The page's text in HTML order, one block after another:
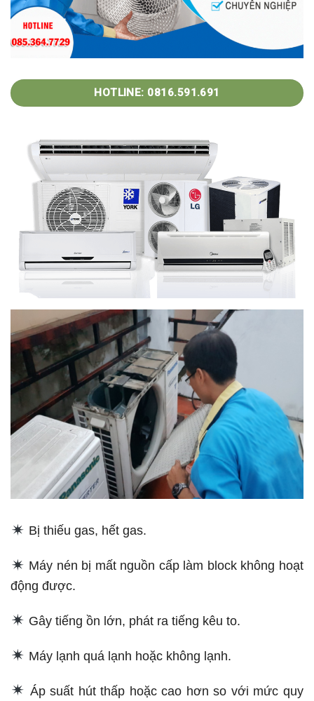
HOTLINE: 0816.591.691
Bị thiếu gas, hết gas.
Máy nén bị mất nguồn cấp làm block không hoạt
động được.
Gây tiếng ồn lớn, phát ra tiếng kêu to.
Máy lạnh quá lạnh hoặc không lạnh.
Áp suất hút thấp hoặc cao hơn so với mức quy